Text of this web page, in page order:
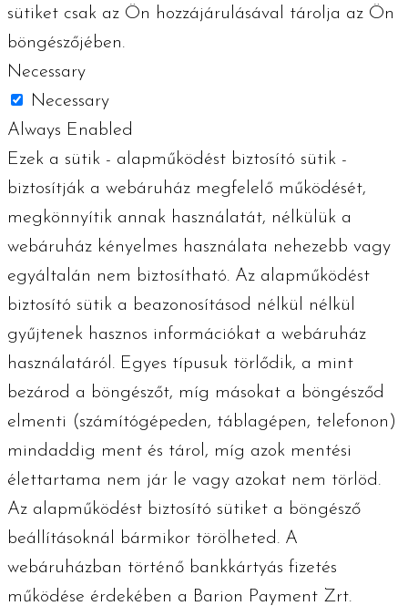
sütiket csak az Ön hozzájárulásával tárolja az Ön
böngészőjében.
Necessary
Necessary
Always Enabled
Ezek a sütik - alapműködést biztosító sütik -
biztosítják a webáruház megfelelő működését,
megkönnyítik annak használatát, nélkülük a
webáruház kényelmes használata nehezebb vagy
egyáltalán nem biztosítható. Az alapműködést
biztosító sütik a beazonosításod nélkül nélkül
gyűjtenek hasznos információkat a webáruház
használatáról. Egyes típusuk törlődik, a mint
bezárod a böngészőt, míg másokat a böngésződ
elmenti (számítógépeden, táblagépen, telefonon)
mindaddig ment és tárol, míg azok mentési
élettartama nem jár le vagy azokat nem törlöd.
Az alapműködést biztosító sütiket a böngésző
beállításoknál bármikor törölheted. A
webáruházban történő bankkártyás fizetés
működése érdekében a Barion Payment Zrt.